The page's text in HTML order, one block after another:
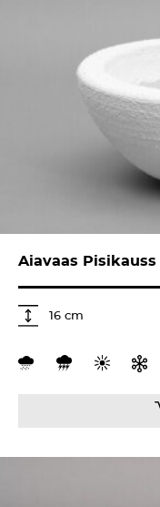
Aiavaas
16 cm